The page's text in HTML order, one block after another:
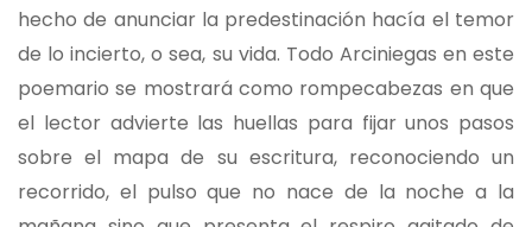
hecho de anunciar la predestinación hacía el temor
de lo incierto, o sea, su vida. Todo Arciniegas en este
poemario se mostrará como rompecabezas en que
el lector advierte las huellas para fijar unos pasos
sobre el mapa de su escritura, reconociendo un
recorrido, el pulso que no nace de la noche a la